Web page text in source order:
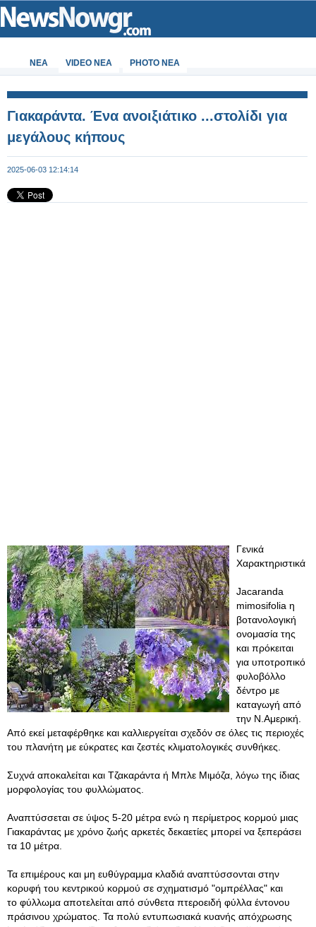
ΝΕΑ VIDEO NEA PHOTO NEA
Γιακαράντα. Ένα ανοιξιάτικο ...στολίδι για
μεγάλους κήπους
2025-06-03 12:14:14
Γενικά
Χαρακτηριστικά
Jacaranda
mimosifolia η
βοτανολογική
ονομασία της
και πρόκειται
για υποτροπικό
φυλοβόλλο
δέντρο με
καταγωγή από
την Ν.Αμερική.
Από εκεί μεταφέρθηκε και καλλιεργείται σχεδόν σε όλες τις περιοχές
του πλανήτη με εύκρατες και ζεστές κλιματολογικές συνθήκες.
Συχνά αποκαλείται και Τζακαράντα ή Μπλε Μιμόζα, λόγω της ίδιας
μορφολογίας του φυλλώματος.
Αναπτύσσεται σε ύψος 5-20 μέτρα ενώ η περίμετρος κορμού μιας
Γιακαράντας με χρόνο ζωής αρκετές δεκαετίες μπορεί να ξεπεράσει
τα 10 μέτρα.
Τα επιμέρους και μη ευθύγραμμα κλαδιά αναπτύσσονται στην
κορυφή του κεντρικού κορμού σε σχηματισμό "ομπρέλλας" και
το φύλλωμα αποτελείται από σύνθετα πτεροειδή φύλλα έντονου
πράσινου χρώματος. Τα πολύ εντυπωσιακά κυανής απόχρωσης